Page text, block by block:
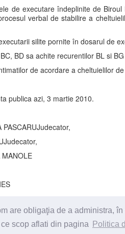
are obligaţia de a administra,
scop aflati din pagina
Politica
de executare îndeplinite de
verbal de stabilire a
silite pornite în dosarul de
BD sa achite recurentilor BL si
de acordare a cheltuielilor
publica azi, 3 martie 2010.
PASCARUJudecator,
MANOLE
-Cautare-Termeni si conditii